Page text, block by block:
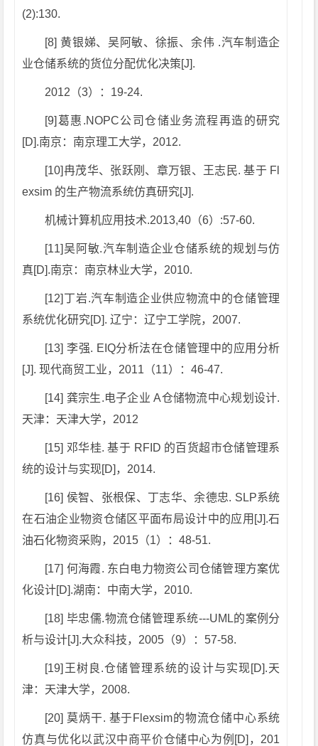
(2):130.
[8] 黄银娣、吴阿敏、徐振、余伟 .汽车制造企
业仓储系统的货位分配优化决策[J].
2012（3）：19-24.
[9]葛惠.NOPC公司仓储业务流程再造的研究
[D].南京：南京理工大学，2012.
[10]冉茂华、张跃刚、章万银、王志民. 基于 Fl
exsim 的生产物流系统仿真研究[J].
机械计算机应用技术.2013,40（6）:57-60.
[11]吴阿敏.汽车制造企业仓储系统的规划与仿
真[D].南京：南京林业大学，2010.
[12]丁岩.汽车制造企业供应物流中的仓储管理
系统优化研究[D]. 辽宁：辽宁工学院，2007.
[13] 李强. EIQ分析法在仓储管理中的应用分析
[J]. 现代商贸工业，2011（11）：46-47.
[14] 龚宗生.电子企业 A仓储物流中心规划设计.
天津：天津大学，2012
[15] 邓华桂. 基于 RFID 的百货超市仓储管理系
统的设计与实现[D]，2014.
[16] 侯智、张根保、丁志华、余德忠. SLP系统
在石油企业物资仓储区平面布局设计中的应用[J].石
油石化物资采购，2015（1）：48-51.
[17] 何海霞. 东白电力物资公司仓储管理方案优
化设计[D].湖南：中南大学，2010.
[18] 毕忠儒.物流仓储管理系统---UML的案例分
析与设计[J].大众科技，2005（9）：57-58.
[19]王树良.仓储管理系统的设计与实现[D].天
津：天津大学，2008.
[20] 莫炳干. 基于Flexsim的物流仓储中心系统
仿真与优化以武汉中商平价仓储中心为例[D]，201